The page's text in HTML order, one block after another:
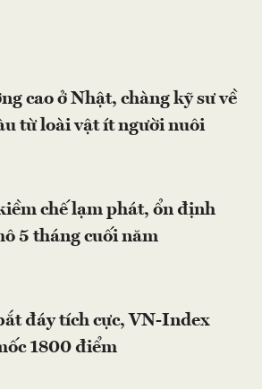
cao ở Nhật, chàng kỹ sư về
từ loài vật ít người nuôi
chế lạm phát, ổn định
5 tháng cuối năm
đáy tích cực, VN-Index
1800 điểm